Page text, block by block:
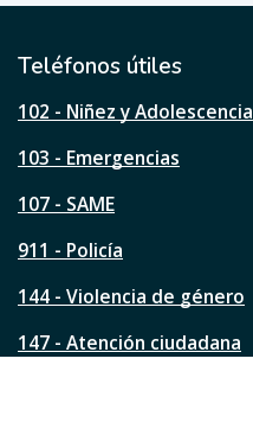
t
l
s
a
á
i
a
Teléfonos útiles
102 - Niñez y Adolescencia
103 - Emergencias
107 - SAME
911 - Policía
144 - Violencia de género
147 - Atención ciudadana